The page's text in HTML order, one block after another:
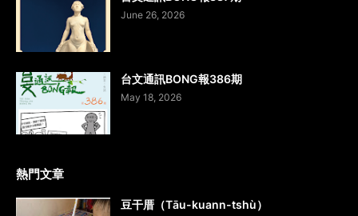
June 26, 2026
台文通訊BONG報386期
May 18, 2026
熱門文章
豆干厝（Tāu-kuann-tshù）